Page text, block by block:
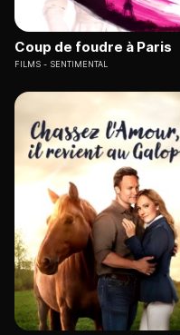
Coup de foudre à Paris
FILMS SENTIMENTAL